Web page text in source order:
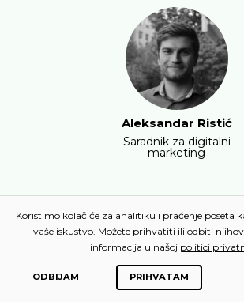
Aleksandar Ristić
Saradnik za digitalni
marketing
Rad Klima101
Koristimo kolačiće za analitiku i praćenje poseta
vaše iskustvo. Možete prihvatiti ili odbiti
informacija u našoj politici
ODBIJAM PRIHVATAM